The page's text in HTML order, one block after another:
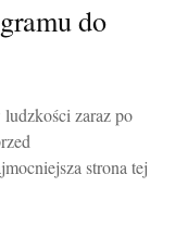
do
zaraz po
strona tej